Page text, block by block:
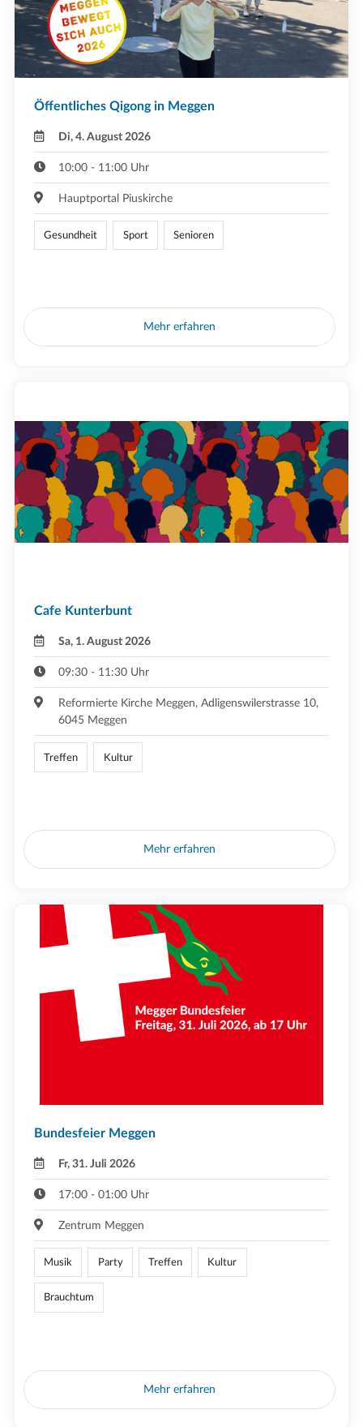
Öffentliches Qigong in Meggen
Di, 4. August 2026
10:00 - 11:00 Uhr
Hauptportal Piuskirche
Gesundheit Sport Senioren
Mehr erfahren
Cafe Kunterbunt
Sa, 1. August 2026
09:30 - 11:30 Uhr
Reformierte Kirche Meggen, Adligenswilerstrasse 10,
6045 Meggen
Treffen Kultur
Mehr erfahren
Bundesfeier Meggen
Fr, 31. Juli 2026
17:00 - 01:00 Uhr
Zentrum Meggen
Musik Party Treffen Kultur
Brauchtum
Mehr erfahren